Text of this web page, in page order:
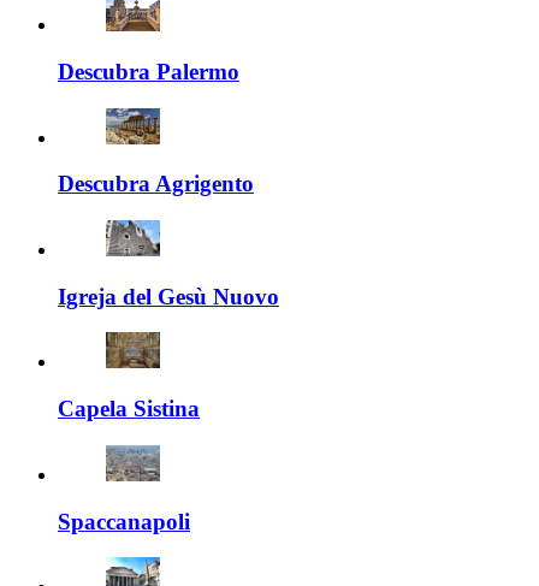
Descubra Palermo
Descubra Agrigento
Igreja del Gesù Nuovo
Capela Sistina
Spaccanapoli